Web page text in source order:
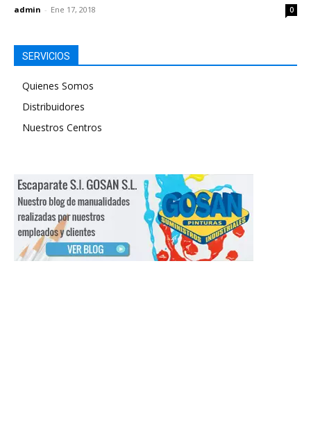
admin - Ene 17, 2018 0
SERVICIOS
Quienes Somos
Distribuidores
Nuestros Centros